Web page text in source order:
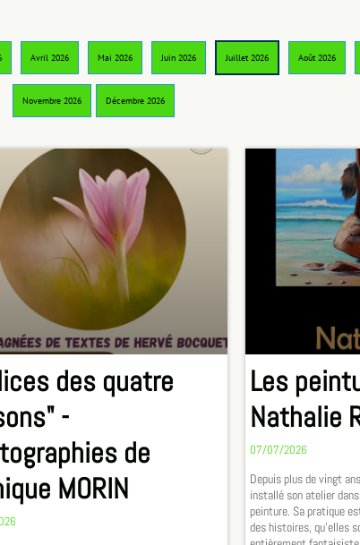
Avril 2026 Mai 2026 Juin 2026 Juillet 2026 Août 2026
Novembre 2026 Décembre 2026
des quatre
-
de
MORIN
Les
Nathalie
07/07/2026
Depuis plus de vingt
installé son atelier
peinture. Sa pratique
des histoires, qu’elles